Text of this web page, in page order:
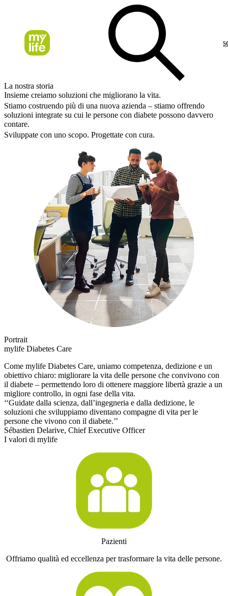
La nostra storia
Insieme creiamo soluzioni che migliorano la vita.
Stiamo costruendo più di una nuova azienda – stiamo offrendo
soluzioni integrate su cui le persone con diabete possono davvero
contare.
Sviluppate con uno scopo. Progettate con cura.
Portrait
mylife Diabetes Care
Come mylife Diabetes Care, uniamo competenza, dedizione e un
obiettivo chiaro: migliorare la vita delle persone che convivono con
il diabete – permettendo loro di ottenere maggiore libertà grazie a un
migliore controllo, in ogni fase della vita.
‘‘Guidate dalla scienza, dall’ingegneria e dalla dedizione, le
soluzioni che sviluppiamo diventano compagne di vita per le
persone che vivono con il diabete.’’
Sébastien Delarive, Chief Executive Officer
I valori di mylife
Pazienti
Offriamo qualità ed eccellenza per trasformare la vita delle persone.